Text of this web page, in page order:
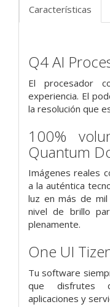
Características
Q4 AI
El procesador
experiencia. El
la resolución que
100%
Quantum
Imágenes reales
a la auténtica
luz en más de
nivel de brillo
plenamente.
One UI
Tu software
que disfrutes
aplicaciones y